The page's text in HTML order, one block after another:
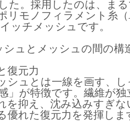
た。採用したのは、ま
リモノフィラメント糸
ッチメッシュです。
シュとメッシュの間の構
復元力
シュとは一線を画す、
」が特徴です。繊維が
を抑え、沈み込みすぎ
優れた復元力を発揮しま